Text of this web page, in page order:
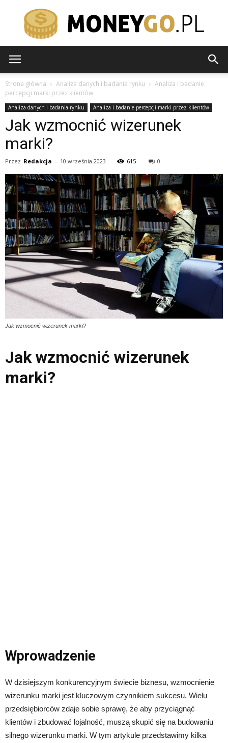
Strona główna Analiza danych i badania rynku
Analiza i badanie
percepcji marki przez klientów
Analiza danych i badania rynku Analiza i badanie percepcji marki przez klientów
Jak wzmocnić wizerunek
marki?
Przez Redakcja - 10 września 2023 615 0
Jak wzmocnić wizerunek marki?
Jak wzmocnić wizerunek
marki?
Wprowadzenie
W dzisiejszym konkurencyjnym świecie biznesu, wzmocnienie
wizerunku marki jest kluczowym czynnikiem sukcesu. Wielu
przedsiębiorców zdaje sobie sprawę, że aby przyciągnąć
klientów i zbudować lojalność, muszą skupić się na budowaniu
silnego wizerunku marki. W tym artykule przedstawimy kilka